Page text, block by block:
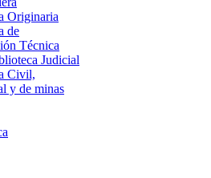
Originaria
de
Técnica
Judicial
Civil,
y de minas